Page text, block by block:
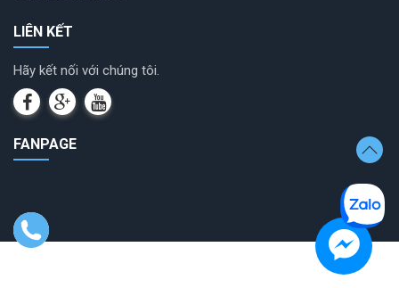
LIÊN KẾT
Hãy kết nối với chúng tôi.
FANPAGE